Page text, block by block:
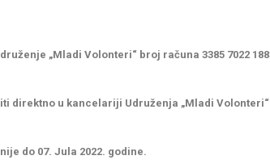
„Mladi Volonteri“ broj računa 3385 7022
direktno u kancelariji Udruženja „Mladi
do 07. Jula 2022. godine.